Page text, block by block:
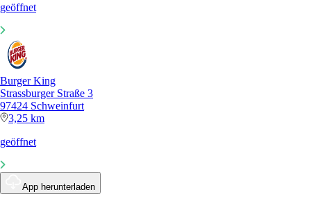
geöffnet
Burger King
Strassburger Straße 3
97424 Schweinfurt
3,25 km
geöffnet
App herunterladen